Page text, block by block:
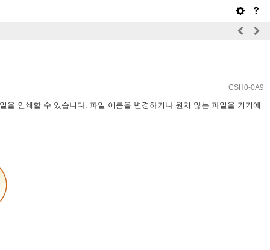
CSH0-0A9
인쇄할 수 있습니다. 파일 이름을 변경하거나 원치 않는 파일을 기기에